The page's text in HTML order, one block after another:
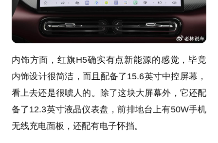
内饰方面，红旗H5确实有点新能源的感觉，毕竟
内饰设计很简洁，而且配备了15.6英寸中控屏幕，
看上去还是很唬人的。除了这块大屏幕外，它还配
备了12.3英寸液晶仪表盘，前排地台上有50W手机
无线充电面板，还配有电子怀挡。